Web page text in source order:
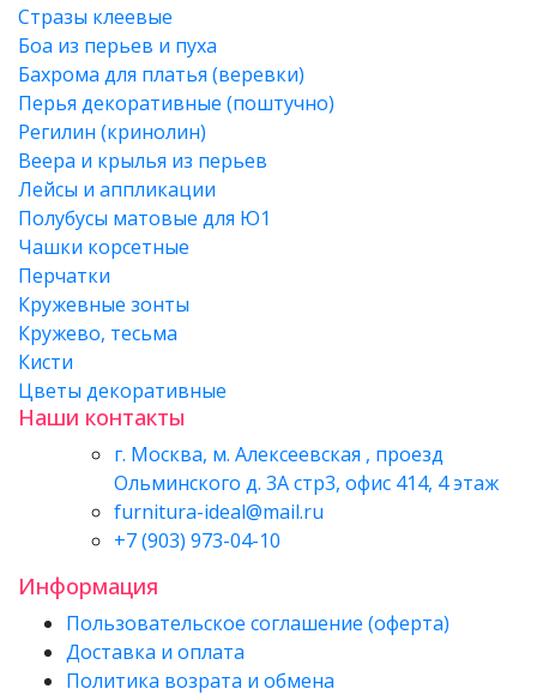
Стразы клеевые
Боа из перьев и пуха
Бахрома для платья (веревки)
Перья декоративные (поштучно)
Регилин (кринолин)
Веера и крылья из перьев
Лейсы и аппликации
Полубусы матовые для Ю1
Чашки корсетные
Перчатки
Кружевные зонты
Кружево, тесьма
Кисти
Цветы декоративные
Наши контакты
г. Москва, м. Алексеевская , проезд
Ольминского д. 3А стр3, офис 414, 4 этаж
furnitura-ideal@mail.ru
+7 (903) 973-04-10
Информация
Пользовательское соглашение (оферта)
Доставка и оплата
Политика возрата и обмена